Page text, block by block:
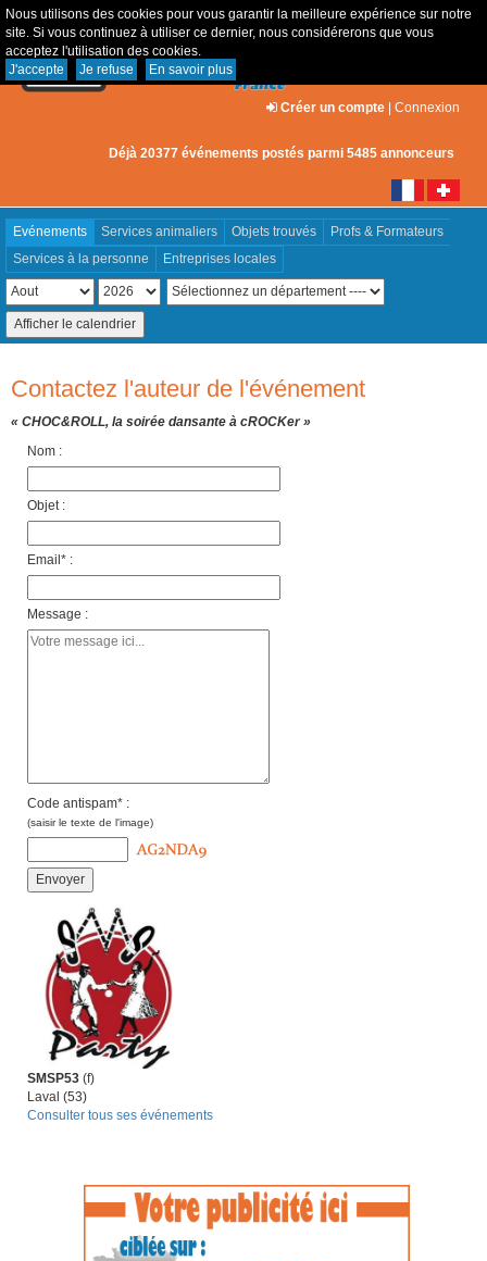
Nous utilisons des cookies pour vous garantir la meilleure expérience sur notre
site. Si vous continuez à utiliser ce dernier, nous considérerons que vous
acceptez l'utilisation des cookies.
J'accepte
Je refuse En savoir plus
Créer un compte | Connexion
Déjà 20377 événements postés parmi 5485 annonceurs
Evénements Services animaliers Objets trouvés
Profs & Formateurs
Services à la personne
Entreprises locales
Contactez l'auteur de l'événement
« CHOC&ROLL, la soirée dansante à cROCKer »
Nom :
Objet :
Email* :
Message :
Code antispam* :
(saisir le texte de l'image)
SMSP53 (f)
Laval (53)
Consulter tous ses événements